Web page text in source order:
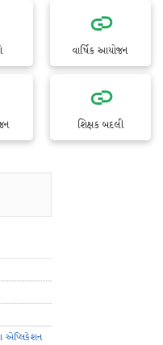
વાર્ષિક આયોજન
શિક્ષક બદલી
એપ્લિકેશન